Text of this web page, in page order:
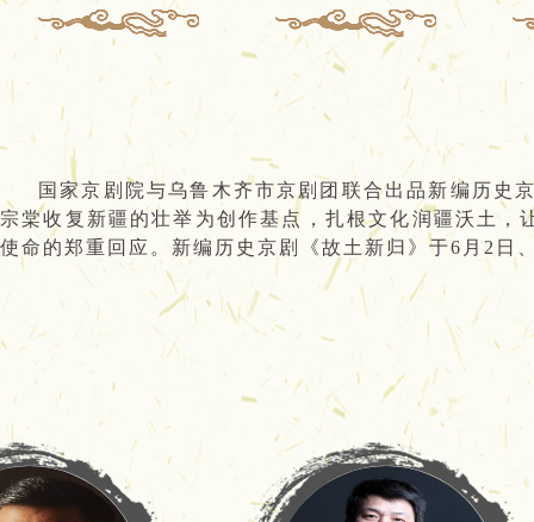
国家京剧院与乌鲁木齐市京剧团联合出品新编历史
宗棠收复新疆的壮举为创作基点，扎根文化润疆沃土
使命的郑重回应。新编历史京剧《故土新归》于6月2日